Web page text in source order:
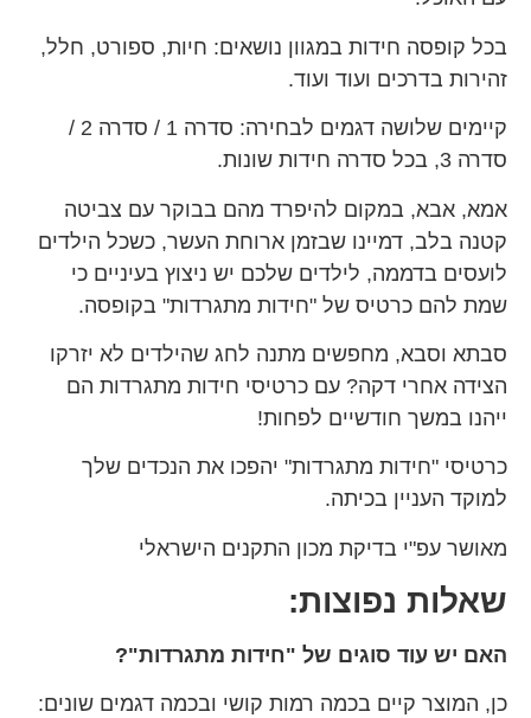
בכל קופסה חידות במגוון נושאים: חיות, ספורט, חלל,
זהירות בדרכים ועוד ועוד.
קיימים שלושה דגמים לבחירה: סדרה 1 / סדרה 2 /
סדרה 3, בכל סדרה חידות שונות.
אמא, אבא, במקום להיפרד מהם בבוקר עם צביטה
קטנה בלב, דמיינו שבזמן ארוחת העשר, כשכל הילדים
לועסים בדממה, לילדים שלכם יש ניצוץ בעיניים כי
שמת להם כרטיס של "חידות מתגרדות" בקופסה.
סבתא וסבא, מחפשים מתנה לחג שהילדים לא יזרקו
הצידה אחרי דקה? עם כרטיסי חידות מתגרדות הם
ייהנו במשך חודשיים לפחות!
כרטיסי "חידות מתגרדות" יהפכו את הנכדים שלך
למוקד העניין בכיתה.
מאושר עפ"י בדיקת מכון התקנים הישראלי
שאלות נפוצות:
האם יש עוד סוגים של "חידות מתגרדות"?
כן, המוצר קיים בכמה רמות קושי ובכמה דגמים שונים: